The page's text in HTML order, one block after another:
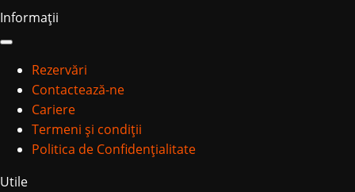
Informații
Rezervări
Contactează-ne
Cariere
Termeni și condiții
Politica de Confidențialitate
Utile